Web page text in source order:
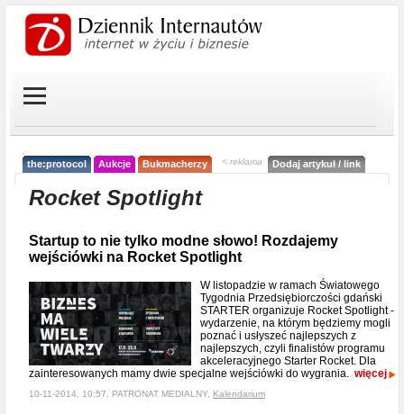
the:protocol Aukcje Bukmacherzy < reklama Dodaj artykuł / link
Rocket Spotlight
Startup to nie tylko modne słowo! Rozdajemy
wejściówki na Rocket Spotlight
W listopadzie w ramach Światowego
Tygodnia Przedsiębiorczości gdański
STARTER organizuje Rocket Spotlight -
wydarzenie, na którym będziemy mogli
poznać i usłyszeć najlepszych z
najlepszych, czyli finalistów programu
akceleracyjnego Starter Rocket. Dla
zainteresowanych mamy dwie specjalne wejściówki do wygrania. więcej
10-11-2014, 10:57, PATRONAT MEDIALNY, Kalendarium